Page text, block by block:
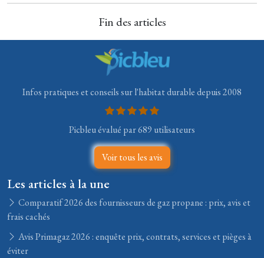
Fin des articles
Infos pratiques et conseils sur l'habitat durable depuis 2008
Picbleu évalué par 689 utilisateurs
Voir tous les avis
Les articles à la une
Comparatif 2026 des fournisseurs de gaz propane : prix, avis et
frais cachés
Avis Primagaz 2026 : enquête prix, contrats, services et pièges à
éviter